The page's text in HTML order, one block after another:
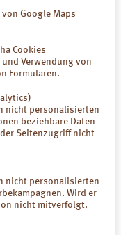
Online
Google Maps
Cookies
Verwendung von
Formularen.
nicht personalisierten
beziehbare Daten
Seitenzugriff nicht
nicht personalisierten
Wird er
nicht mitverfolgt.